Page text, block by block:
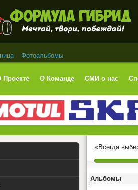
Формула Гибрид
» Фотоальбомы
Проекте О Команде СМИ о нас
«Всегда
Альбомы